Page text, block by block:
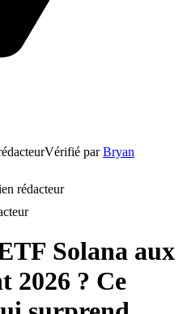
Vérifié parBryan
rédacteur
Solana aux
2026 ? Ce